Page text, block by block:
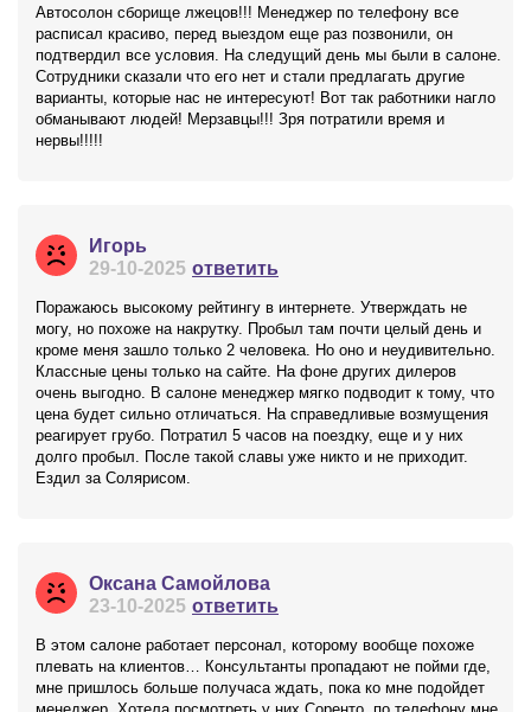
Автосолон сборище лжецов!!! Менеджер по телефону все
расписал красиво, перед выездом еще раз позвонили, он
подтвердил все условия. На следущий день мы были в салоне.
Сотрудники сказали что его нет и стали предлагать другие
варианты, которые нас не интересуют! Вот так работники нагло
обманывают людей! Мерзавцы!!! Зря потратили время и
нервы!!!!!
Игорь
29-10-2025 ответить
Поражаюсь высокому рейтингу в интернете. Утверждать не
могу, но похоже на накрутку. Пробыл там почти целый день и
кроме меня зашло только 2 человека. Но оно и неудивительно.
Классные цены только на сайте. На фоне других дилеров
очень выгодно. В салоне менеджер мягко подводит к тому, что
цена будет сильно отличаться. На справедливые возмущения
реагирует грубо. Потратил 5 часов на поездку, еще и у них
долго пробыл. После такой славы уже никто и не приходит.
Ездил за Солярисом.
Оксана Самойлова
23-10-2025 ответить
В этом салоне работает персонал, которому вообще похоже
плевать на клиентов… Консультанты пропадают не пойми где,
мне пришлось больше получаса ждать, пока ко мне подойдет